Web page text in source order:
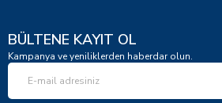
BÜLTENE KAYIT OL
Kampanya ve yeniliklerden haberdar olun.